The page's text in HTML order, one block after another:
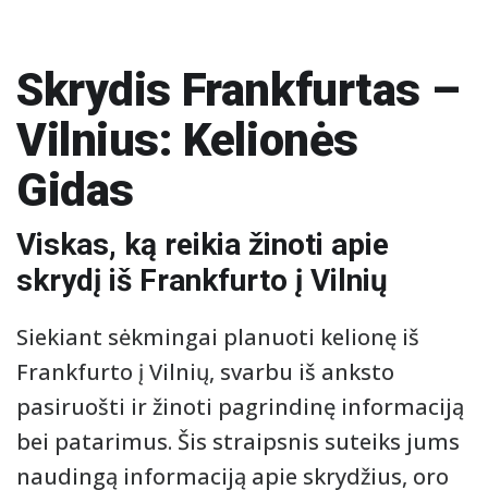
Skrydis Frankfurtas –
Vilnius: Kelionės
Gidas
Viskas, ką reikia žinoti apie
skrydį iš Frankfurto į Vilnių
Siekiant sėkmingai planuoti kelionę iš
Frankfurto į Vilnių, svarbu iš anksto
pasiruošti ir žinoti pagrindinę informaciją
bei patarimus. Šis straipsnis suteiks jums
naudingą informaciją apie skrydžius, oro